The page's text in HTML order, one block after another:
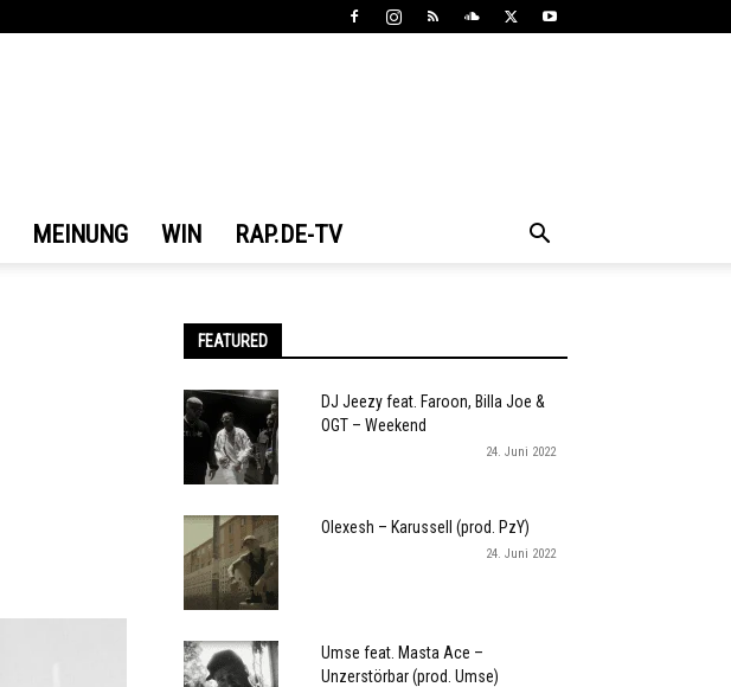
MEINUNG WIN RAP.DE-TV
FEATURED
DJ Jeezy feat. Faroon, Billa Joe &
OGT – Weekend
24. Juni 2022
Olexesh – Karussell (prod. PzY)
24. Juni 2022
Umse feat. Masta Ace –
Unzerstörbar (prod. Umse)